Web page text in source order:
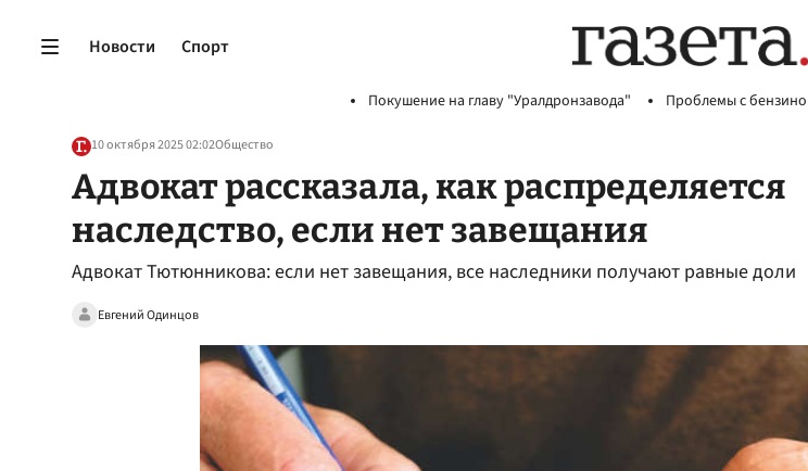
Новости Спорт
Покушение на главу "Уралдронзавода" Проблемы с
10 октября 2025 02:02Общество
Адвокат рассказала, как распределяется
наследство, если нет завещания
Адвокат Тютюнникова: если нет завещания, все наследники получают равные доли
Евгений Одинцов